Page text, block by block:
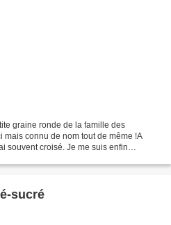
graine ronde de la famille des
connu de nom tout de même !A
souvent croisé. Je me suis enfin
sucré